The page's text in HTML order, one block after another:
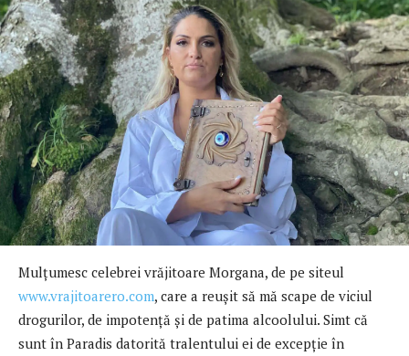
Mulţumesc celebrei vrăjitoare Morgana, de pe siteul
www.vrajitoarero.com, care a reuşit să mă scape de viciul
drogurilor, de impotenţă şi de patima alcoolului. Simt că
sunt în Paradis datorită tralentului ei de excepție în